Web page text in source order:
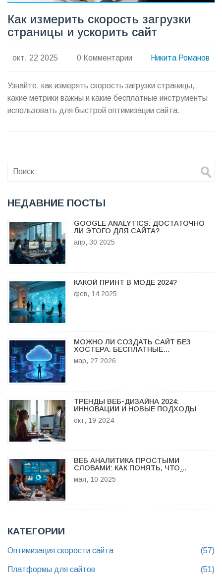
Как измерить скорость загрузки
страницы и ускорить сайт
окт, 22 2025 0 Комментарии Никита Романов
Узнайте, как измерять скорость загрузки страницы,
какие метрики важны и какие бесплатные инструменты
использовать для быстрой оптимизации сайта.
НЕДАВНИЕ ПОСТЫ
GOOGLE ANALYTICS: ДОСТАТОЧНО
ЛИ ЭТОГО ДЛЯ САЙТА?
апр, 30 2025
КАКОЙ ПРИНТ В МОДЕ 2024?
фев, 14 2025
МОЖНО ЛИ СОЗДАТЬ САЙТ БЕЗ
ХОСТЕРА: БЕСПЛАТНЫЕ
АЛЬТЕРНАТИВЫ И РЕШЕНИЯ
мар, 27 2026
ТРЕНДЫ ВЕБ-ДИЗАЙНА 2024:
ИННОВАЦИИ И НОВЫЕ ПОДХОДЫ
окт, 19 2024
ВЕБ АНАЛИТИКА ПРОСТЫМИ
СЛОВАМИ: КАК ПОНЯТЬ, ЧТО
ПРОИСХОДИТ НА ВАШЕМ САЙТЕ
мая, 10 2025
КАТЕГОРИИ
Оптимизация скорости сайта (57)
Платформы для сайтов (51)